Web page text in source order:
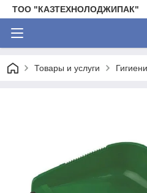
ТОО "КАЗТЕХНОЛОДЖИПАК"
Товары и услуги